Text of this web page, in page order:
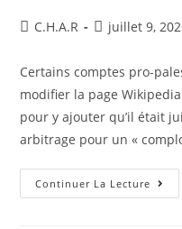
C.H.A.R juillet 9,
Certains comptes pro-
modifier la page
pour y ajouter qu’il était
arbitrage pour un «
Continuer La Lecture